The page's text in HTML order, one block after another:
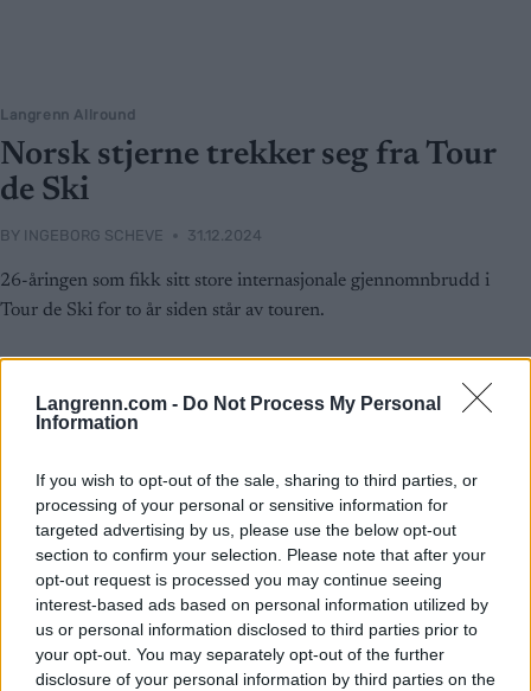
Langrenn.com - Do Not Process My Personal
Information
If you wish to opt-out of the sale, sharing to third parties, or
processing of your personal or sensitive information for
targeted advertising by us, please use the below opt-out
section to confirm your selection. Please note that after your
opt-out request is processed you may continue seeing
interest-based ads based on personal information utilized by
us or personal information disclosed to third parties prior to
your opt-out. You may separately opt-out of the further
disclosure of your personal information by third parties on the
Langrenn Allround
Norsk stjerne trekker seg fra Tour
de Ski
BY INGEBORG SCHEVE 31.12.2024
26-åringen som fikk sitt store internasjonale gjennomnbrudd i
Tour de Ski for to år siden står av touren.